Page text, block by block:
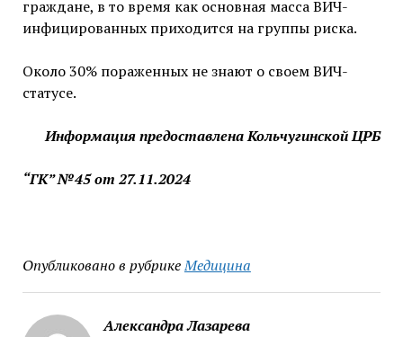
граждане, в то время как основная масса ВИЧ-
инфицированных приходится на группы риска.
Около 30% пораженных не знают о своем ВИЧ-
статусе.
Информация предоставлена Кольчугинской ЦРБ
“ГК” №45 от 27.11.2024
Опубликовано в рубрикеМедицина
Александра Лазарева